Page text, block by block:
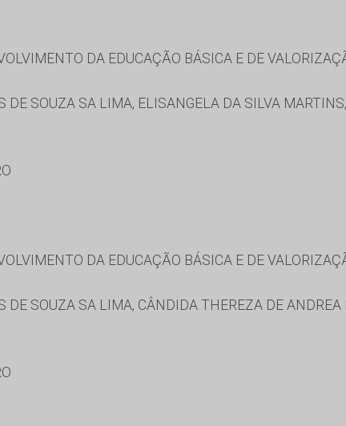
DA EDUCAÇÃO BÁSICA E DE
DE SOUZA SA LIMA, ELISANGELA DA SILVA
DA EDUCAÇÃO BÁSICA E DE
DE SOUZA SA LIMA, CÂNDIDA THEREZA DE ANDREA